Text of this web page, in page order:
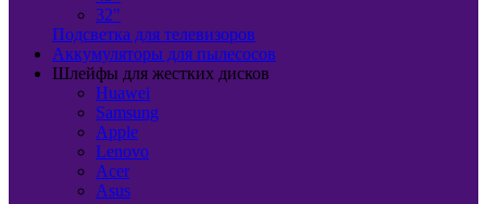
32"
Подсветка для телевизоров
Аккумуляторы для пылесосов
Шлейфы для жестких дисков
Huawei
Samsung
Apple
Lenovo
Acer
Asus